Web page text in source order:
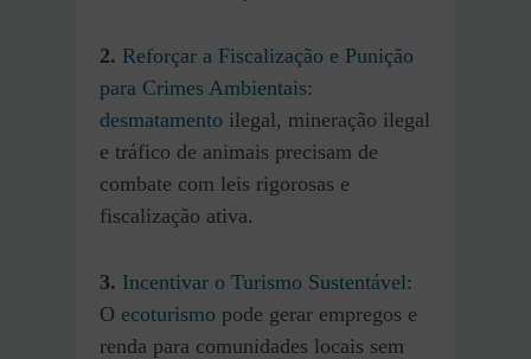
2. Reforçar a Fiscalização e Punição
para Crimes Ambientais:
desmatamento ilegal, mineração ilegal
e tráfico de animais precisam de
combate com leis rigorosas e
fiscalização ativa.
3. Incentivar o Turismo Sustentável:
O ecoturismo pode gerar empregos e
renda para comunidades locais sem